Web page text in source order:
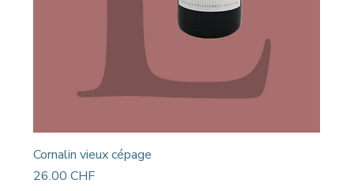
Cornalin vieux cépage
Prix
26.00 CHF